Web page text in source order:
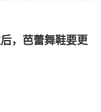
，芭蕾舞鞋要更